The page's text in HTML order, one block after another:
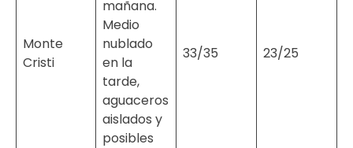
Monte
Cristi
mañana.
Medio
nublado
en la
tarde,
aguaceros
aislados y
posibles
33/35 23/25